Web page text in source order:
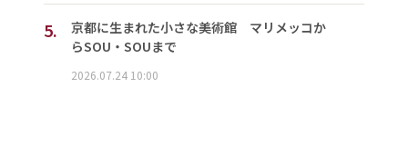
5.
京都に生まれた小さな美術館 マリメッコか
らSOU・SOUまで
2026.07.24 10:00